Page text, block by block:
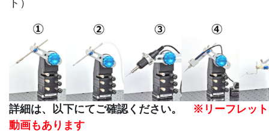
ト）
詳細は、以下にてご確認ください。
※リーフレッ
動画もあります